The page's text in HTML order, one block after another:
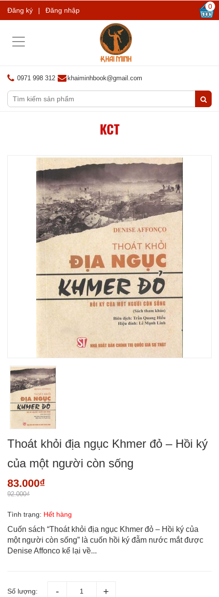
Đăng ký | Đăng nhập 0
Toggle
0971 998 312 khaiminhbook@gmail.com
KCT
Thoát khỏi địa ngục Khmer đỏ – Hồi ký
của một người còn sống
83.000₫
92.000₫
Tình trạng: Hết hàng
Cuốn sách “Thoát khỏi địa ngục Khmer đỏ – Hồi ký của
một người còn sống” là cuốn hồi ký đẫm nước mắt được
Denise Affonco kể lại về...
Số lượng: